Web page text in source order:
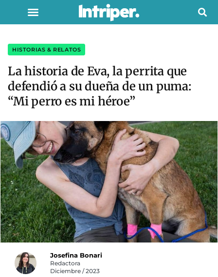
HISTORIAS & RELATOS
La historia de Eva, la perrita que
defendió a su dueña de un puma:
“Mi perro es mi héroe”
Josefina Bonari
Redactora
Diciembre / 2023